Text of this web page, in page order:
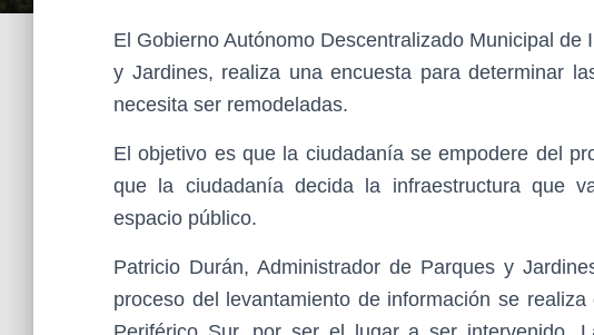
El Gobierno Autónomo Descentralizado Municipal
y Jardines, realiza una encuesta para determinar
necesita ser remodeladas.
El objetivo es que la ciudadanía se empodere del
que la ciudadanía decida la infraestructura que
espacio público.
Patricio Durán, Administrador de Parques y
proceso del levantamiento de información se